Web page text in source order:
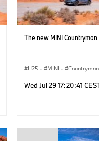
The new MINI
U25 · MINI · Countryman
Wed Jul 29 17:20:41